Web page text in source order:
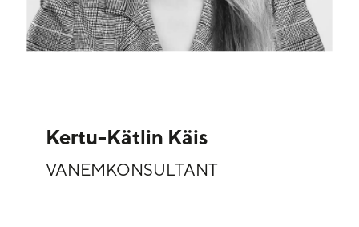
Kertu-Kätlin Käis
VANEMKONSULTANT